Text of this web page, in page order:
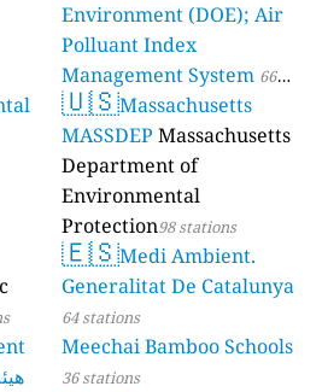
Environment (DOE); Air
Polluant Index
Management System 66
stations
🇺🇸Massachusetts
MASSDEP Massachusetts
Department of
Environmental
Protection98 stations
🇪🇸Medi Ambient.
Generalitat De Catalunya
64 stations
Meechai Bamboo Schools
36 stations